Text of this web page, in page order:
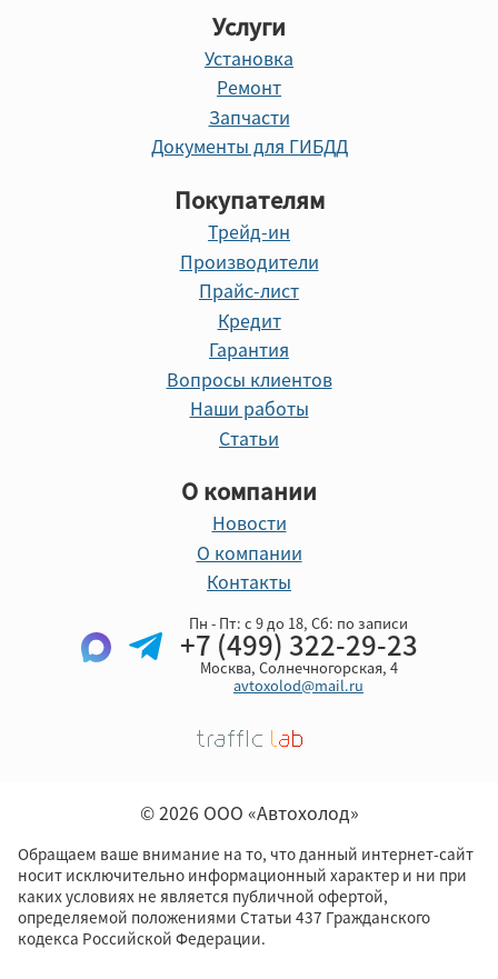
Услуги
Установка
Ремонт
Запчасти
Документы для ГИБДД
Покупателям
Трейд-ин
Производители
Прайс-лист
Кредит
Гарантия
Вопросы клиентов
Наши работы
Статьи
О компании
Новости
О компании
Контакты
Пн - Пт: с 9 до 18, Cб: по записи
+7 (499) 322-29-23
Москва, Солнечногорская, 4
avtoxolod@mail.ru
© 2026 ООО «Автохолод»
Обращаем ваше внимание на то, что данный интернет-сайт
носит исключительно информационный характер и ни при
каких условиях не является публичной офертой,
определяемой положениями Статьи 437 Гражданского
кодекса Российской Федерации.